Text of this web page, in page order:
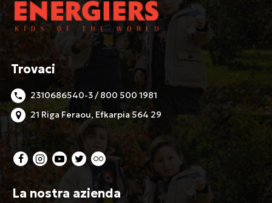
Trovaci
2310686540-3 / 800 500 1981
21 Riga Feraou, Efkarpia 564 29
La nostra azienda